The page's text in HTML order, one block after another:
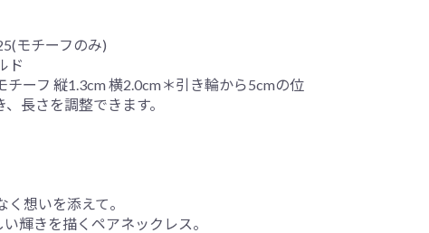
モチーフのみ)
ド
ーフ 縦1.3cm 横2.0cm＊引き輪から5cmの位
長さを調整できます。
想いを添えて。
輝きを描くペアネックレス。